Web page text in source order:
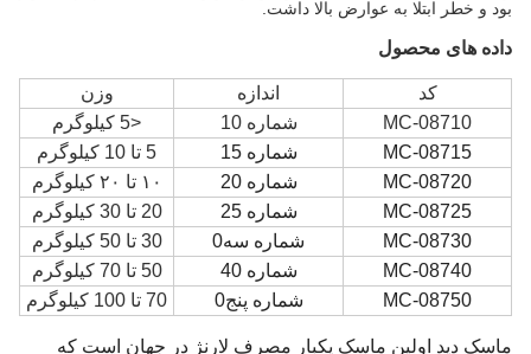
بود و خطر ابتلا به عوارض بالا داشت.
داده های محصول
کد اندازه
وزن
MC-08710
شماره 10
<5 کیلوگرم
MC-08715
شماره 15
5 تا 10 کیلوگرم
MC-08720
شماره 20
۱۰ تا ۲۰ کیلوگرم
MC-08725
شماره 25
20 تا 30 کیلوگرم
MC-08730
شماره سه0
30 تا 50 کيلوگرم
MC-08740
شماره 40
50 تا 70 کیلوگرم
MC-08750
شماره پنج0 70 تا 100 کيلوگرم
ماسک دید اولین ماسک یکبار مصرف لارنژ در جهان است که